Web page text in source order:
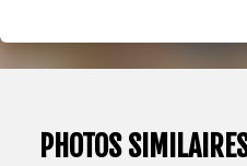
PHOTOS